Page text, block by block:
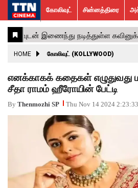
கோலிவுட்
சின்னத்திரை
பாலிவுட்
ஹாலிவுட்
அக்கம்
பக்கம்
ஸ்பெஷல்
ஸ்டோரீஸ்
விமர்சனம்
GALLERY
ACTRESS
ACTORS
MOVIESTILLS
EVENTS
VIDEOS
What’s
Hot
Trending
News
கோலிவுட் சின்னத்திரை
HOME கோலிவுட் (KOLLYWOOD)
எனக்காகக் கதைகள் எழுதுவது
சீதா ராமம் ஹீரோயின் பேட்டி
By Thenmozhi SP Thu Nov 14 2024